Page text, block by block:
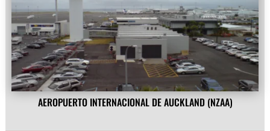
AEROPUERTO INTERNACIONAL DE AUCKLAND (NZAA)